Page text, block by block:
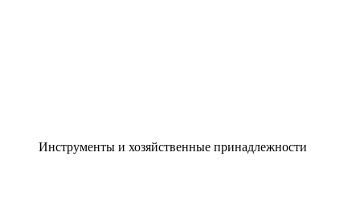
Инструменты и хозяйственные принадлежности